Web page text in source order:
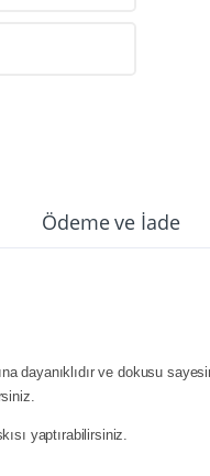
Ödeme ve İade
dayanıklıdır ve dokusu
yaptırabilirsiniz.